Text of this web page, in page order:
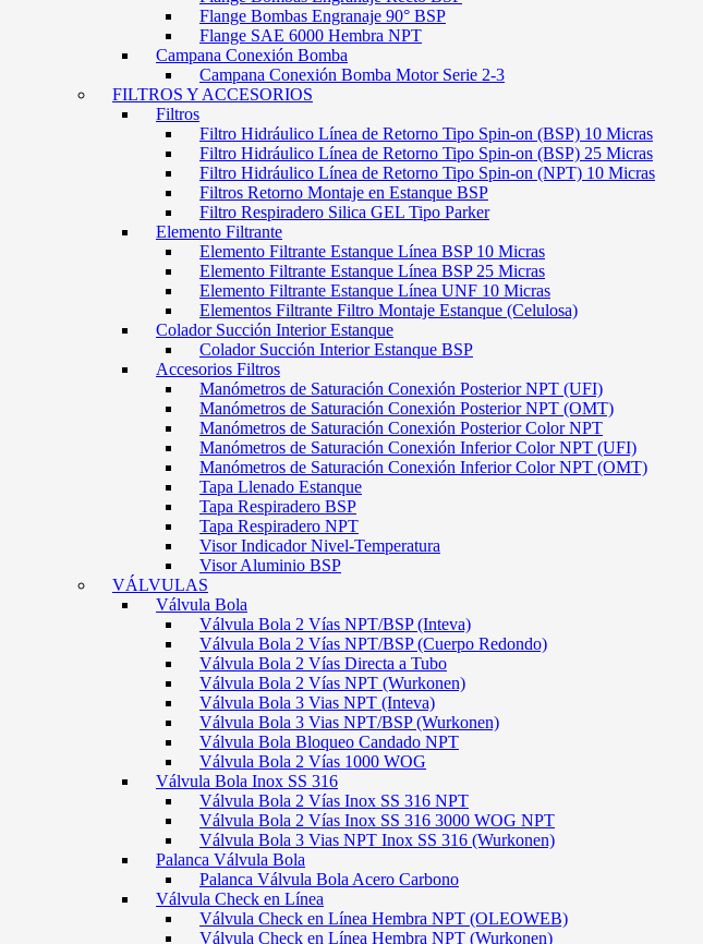
Flange Bombas Engranaje 90° BSP
Flange SAE 6000 Hembra NPT
Campana Conexión Bomba
Campana Conexión Bomba Motor Serie 2-3
FILTROS Y ACCESORIOS
Filtros
Filtro Hidráulico Línea de Retorno Tipo Spin-on (BSP) 10 Micras
Filtro Hidráulico Línea de Retorno Tipo Spin-on (BSP) 25 Micras
Filtro Hidráulico Línea de Retorno Tipo Spin-on (NPT) 10 Micras
Filtros Retorno Montaje en Estanque BSP
Filtro Respiradero Silica GEL Tipo Parker
Elemento Filtrante
Elemento Filtrante Estanque Línea BSP 10 Micras
Elemento Filtrante Estanque Línea BSP 25 Micras
Elemento Filtrante Estanque Línea UNF 10 Micras
Elementos Filtrante Filtro Montaje Estanque (Celulosa)
Colador Succión Interior Estanque
Colador Succión Interior Estanque BSP
Accesorios Filtros
Manómetros de Saturación Conexión Posterior NPT (UFI)
Manómetros de Saturación Conexión Posterior NPT (OMT)
Manómetros de Saturación Conexión Posterior Color NPT
Manómetros de Saturación Conexión Inferior Color NPT (UFI)
Manómetros de Saturación Conexión Inferior Color NPT (OMT)
Tapa Llenado Estanque
Tapa Respiradero BSP
Tapa Respiradero NPT
Visor Indicador Nivel-Temperatura
Visor Aluminio BSP
VÁLVULAS
Válvula Bola
Válvula Bola 2 Vías NPT/BSP (Inteva)
Válvula Bola 2 Vías NPT/BSP (Cuerpo Redondo)
Válvula Bola 2 Vías Directa a Tubo
Válvula Bola 2 Vías NPT (Wurkonen)
Válvula Bola 3 Vias NPT (Inteva)
Válvula Bola 3 Vias NPT/BSP (Wurkonen)
Válvula Bola Bloqueo Candado NPT
Válvula Bola 2 Vías 1000 WOG
Válvula Bola Inox SS 316
Válvula Bola 2 Vías Inox SS 316 NPT
Válvula Bola 2 Vías Inox SS 316 3000 WOG NPT
Válvula Bola 3 Vias NPT Inox SS 316 (Wurkonen)
Palanca Válvula Bola
Palanca Válvula Bola Acero Carbono
Válvula Check en Línea
Válvula Check en Línea Hembra NPT (OLEOWEB)
Válvula Check en Línea Hembra NPT (Wurkonen)